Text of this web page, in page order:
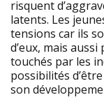
risquent
latents. Les
tensions car ils
d’eux, mais
touchés par les
possibilités
son